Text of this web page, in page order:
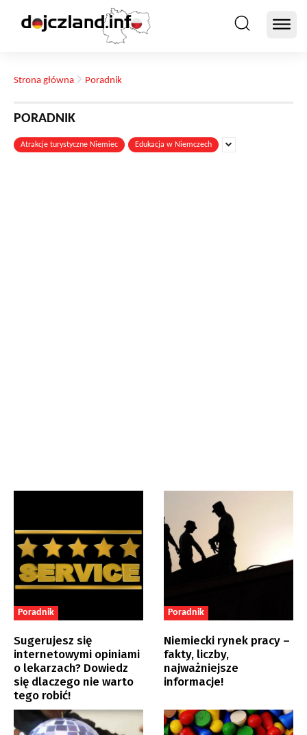
Strona główna Poradnik
PORADNIK
Atrakcje turystyczne Niemiec Edukacja w Niemczech
Poradnik
Sugerujesz się
internetowymi opiniami
o lekarzach? Dowiedz
się dlaczego nie warto
tego robić!
Poradnik
Niemiecki rynek pracy –
fakty, liczby,
najważniejsze
informacje!